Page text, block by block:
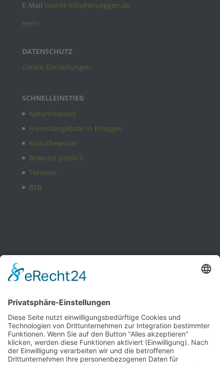
E-Mail tourist-info@brueggen.de
mehr
DATENSCHUTZ
Cookie-Einstellungen
SCHNELLEINSTIEG
Naturbewusst
Freizeitangebote in Brüggen
Kulturbewusst
Bewusst gastlich
Termine
B2B